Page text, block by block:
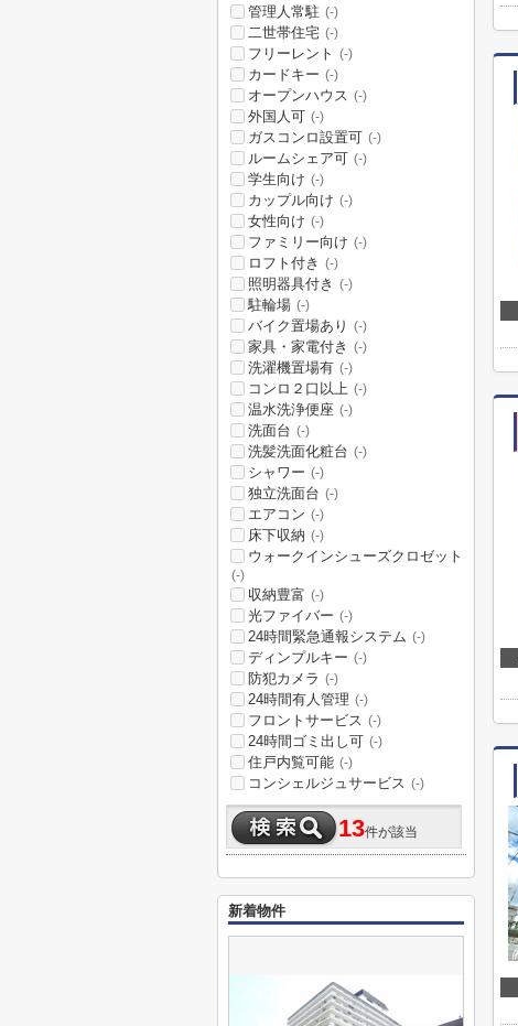
管理人常駐 (-)
二世帯住宅 (-)
フリーレント (-)
カードキー (-)
オープンハウス (-)
外国人可 (-)
ガスコンロ設置可 (-)
ルームシェア可 (-)
学生向け (-)
カップル向け (-)
女性向け (-)
ファミリー向け (-)
ロフト付き (-)
照明器具付き (-)
駐輪場 (-)
バイク置場あり (-)
家具・家電付き (-)
洗濯機置場有 (-)
コンロ２口以上 (-)
温水洗浄便座 (-)
洗面台 (-)
洗髪洗面化粧台 (-)
シャワー (-)
独立洗面台 (-)
エアコン (-)
床下収納 (-)
ウォークインシューズクロゼット
(-)
収納豊富 (-)
光ファイバー (-)
24時間緊急通報システム (-)
ディンプルキー (-)
防犯カメラ (-)
24時間有人管理 (-)
フロントサービス (-)
24時間ゴミ出し可 (-)
住戸内覧可能 (-)
コンシェルジュサービス (-)
13件が該当
新着物件